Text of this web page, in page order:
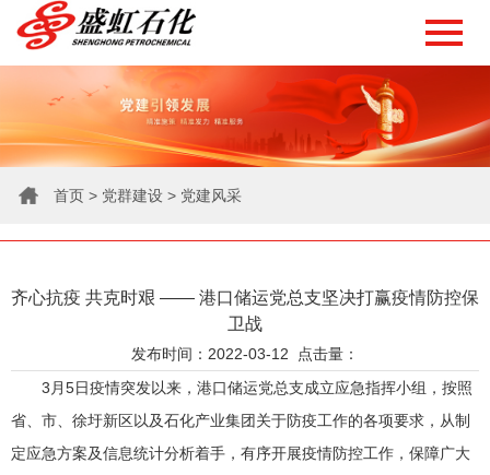
首页 > 党群建设 > 党建风采
齐心抗疫 共克时艰 —— 港口储运党总支坚决打赢疫情防控保
卫战
发布时间：2022-03-12 点击量：
3月5日疫情突发以来，港口储运党总支成立应急指挥小组，按照
省、市、徐圩新区以及石化产业集团关于防疫工作的各项要求，从制
定应急方案及信息统计分析着手，有序开展疫情防控工作，保障广大